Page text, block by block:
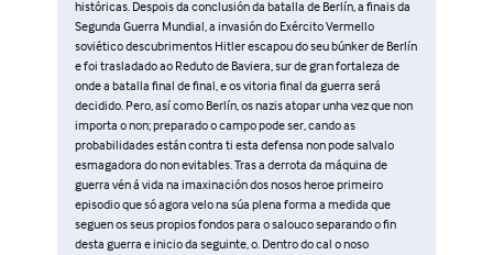
históricas. Despois da conclusión da batalla de Berlín, a finais da
Segunda Guerra Mundial, a invasión do Exército Vermello
soviético descubrimentos Hitler escapou do seu búnker de Berlín
e foi trasladado ao Reduto de Baviera, sur de gran fortaleza de
onde a batalla final de final, e os vitoria final da guerra será
decidido. Pero, así como Berlín, os nazis atopar unha vez que non
importa o non; preparado o campo pode ser, cando as
probabilidades están contra ti esta defensa non pode salvalo
esmagadora do non evitables. Tras a derrota da máquina de
guerra vén á vida na imaxinación dos nosos heroe primeiro
episodio que só agora velo na súa plena forma a medida que
seguen os seus propios fondos para o salouco separando o fin
desta guerra e inicio da seguinte, o. Dentro do cal o noso